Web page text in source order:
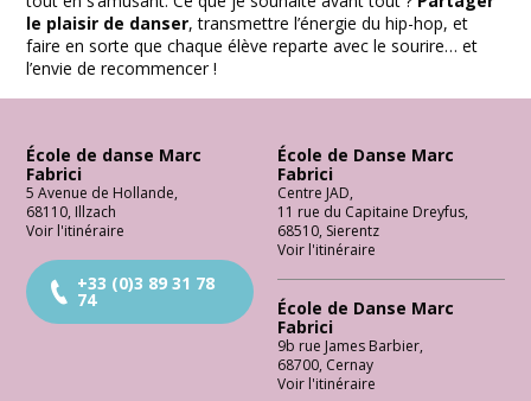
le plaisir de danser, transmettre l’énergie du hip-hop, et
faire en sorte que chaque élève reparte avec le sourire… et
l’envie de recommencer !
École de danse Marc
Fabrici
5 Avenue de Hollande,
68110, Illzach
Voir l'itinéraire
+33 (0)3 89 31 78
74
École de Danse Marc
Fabrici
Centre JAD,
11 rue du Capitaine Dreyfus,
68510, Sierentz
Voir l'itinéraire
École de Danse Marc
Fabrici
9b rue James Barbier,
68700, Cernay
Voir l'itinéraire